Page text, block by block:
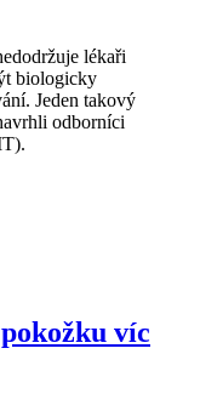
lékaři
biologicky
Jeden takový
odborníci
víc